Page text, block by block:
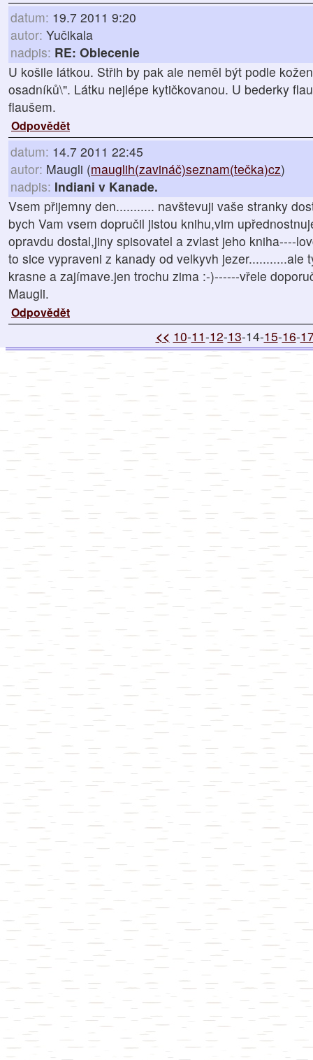
datum: 19.7 2011 9:20
autor: Yučikala
nadpis: RE: Oblecenie
U košile látkou. Střih by pak ale neměl být podle
osadníků\". Látku nejlépe kytičkovanou. U bederky
flaušem.
Odpovědět
datum: 14.7 2011 22:45
autor: Maugli (mauglih(zavináč)seznam(tečka)cz)
nadpis: Indiani v Kanade.
Vsem přijemny den........... navštevuji vaše stranky
bych Vam vsem dopručil jistou knihu,vim
opravdu dostal,jiny spisovatel a zvlast jeho kniha----
to sice vypraveni z kanady od velkyvh jezer...........ale
krasne a zajímave.jen trochu zima :-)------vřele
Maugli.
Odpovědět
<< 10-11-12-13-14-15-16-